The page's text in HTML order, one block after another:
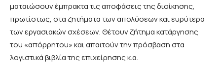
ματαιώσουν έμπρακτα τις αποφάσεις της διοίκησης,
πρωτίστως, στα ζητήματα των απολύσεων και ευρύτερα
των εργασιακών σχέσεων. Θέτουν ζήτημα κατάργησης
του «απόρρητου» και απαιτούν την πρόσβαση στα
λογιστικά βιβλία της επιχείρησης κ.α.